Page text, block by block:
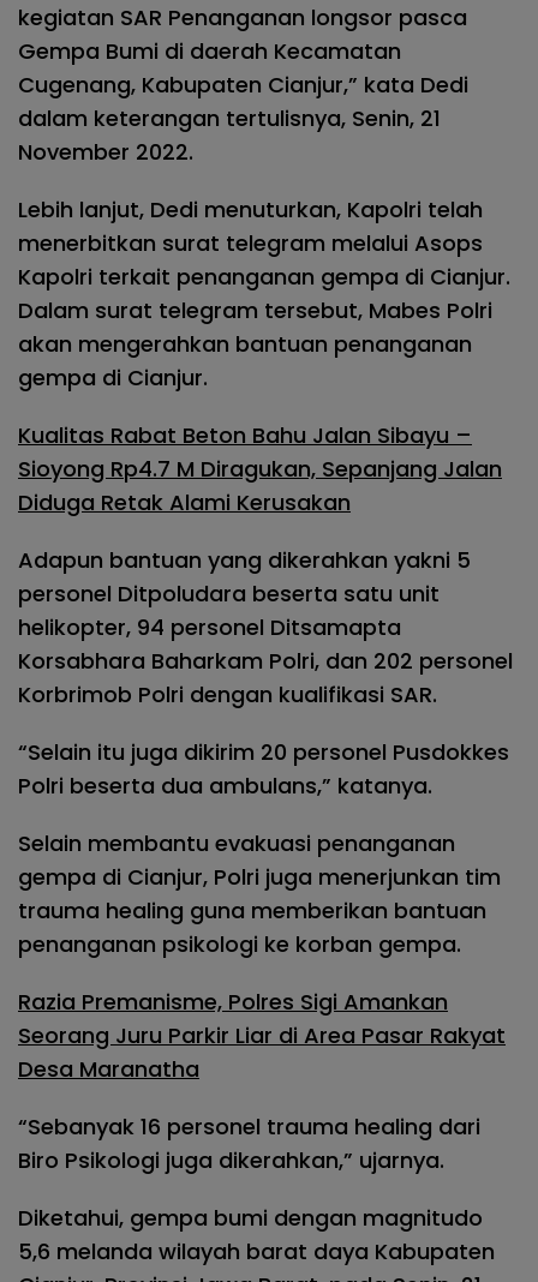
kegiatan SAR Penanganan longsor pasca
Gempa Bumi di daerah Kecamatan
Cugenang, Kabupaten Cianjur,” kata Dedi
dalam keterangan tertulisnya, Senin, 21
November 2022.
Lebih lanjut, Dedi menuturkan, Kapolri telah
menerbitkan surat telegram melalui Asops
Kapolri terkait penanganan gempa di Cianjur.
Dalam surat telegram tersebut, Mabes Polri
akan mengerahkan bantuan penanganan
gempa di Cianjur.
Kualitas Rabat Beton Bahu Jalan Sibayu –
Sioyong Rp4.7 M Diragukan, Sepanjang Jalan
Diduga Retak Alami Kerusakan
Adapun bantuan yang dikerahkan yakni 5
personel Ditpoludara beserta satu unit
helikopter, 94 personel Ditsamapta
Korsabhara Baharkam Polri, dan 202 personel
Korbrimob Polri dengan kualifikasi SAR.
“Selain itu juga dikirim 20 personel Pusdokkes
Polri beserta dua ambulans,” katanya.
Selain membantu evakuasi penanganan
gempa di Cianjur, Polri juga menerjunkan tim
trauma healing guna memberikan bantuan
penanganan psikologi ke korban gempa.
Razia Premanisme, Polres Sigi Amankan
Seorang Juru Parkir Liar di Area Pasar Rakyat
Desa Maranatha
“Sebanyak 16 personel trauma healing dari
Biro Psikologi juga dikerahkan,” ujarnya.
Diketahui, gempa bumi dengan magnitudo
5,6 melanda wilayah barat daya Kabupaten